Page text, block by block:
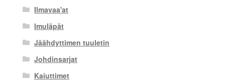
Ilmavaa'at
Imuläpät
Jäähdyttimen tuuletin
Johdinsarjat
Kaiuttimet